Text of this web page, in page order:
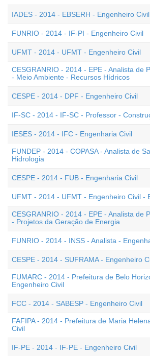
IADES - 2014 - EBSERH - Engenheiro Civil
FUNRIO - 2014 - IF-PI - Engenheiro Civil
UFMT - 2014 - UFMT - Engenheiro Civil
CESGRANRIO - 2014 - EPE - Analista de
- Meio Ambiente - Recursos Hídricos
CESPE - 2014 - DPF - Engenheiro Civil
IF-SC - 2014 - IF-SC - Professor -
IESES - 2014 - IFC - Engenharia Civil
FUNDEP - 2014 - COPASA - Analista de
Hidrologia
CESPE - 2014 - FUB - Engenharia Civil
UFMT - 2014 - UFMT - Engenheiro Civil -
CESGRANRIO - 2014 - EPE - Analista de
- Projetos da Geração de Energia
FUNRIO - 2014 - INSS - Analista -
CESPE - 2014 - SUFRAMA - Engenheiro
FUMARC - 2014 - Prefeitura de Belo
Engenheiro Civil
FCC - 2014 - SABESP - Engenheiro Civil
FAFIPA - 2014 - Prefeitura de Maria
Civil
IF-PE - 2014 - IF-PE - Engenheiro Civil